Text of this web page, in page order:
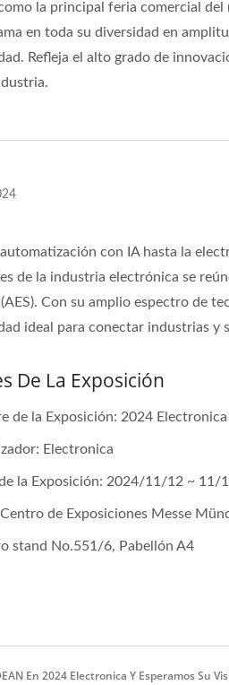
la principal feria comercial del
en toda su diversidad en
Refleja el alto grado de
automatización con IA hasta la
de la industria electrónica se
Con su amplio espectro de
ideal para conectar industrias y
De La Exposición
de la Exposición: 2024 Electronica
Electronica
de la Exposición: 2024/11/12 ~ 11/
Centro de Exposiciones Messe
stand No.551/6, Pabellón A4
En 2024 Electronica Y Esperamos Su